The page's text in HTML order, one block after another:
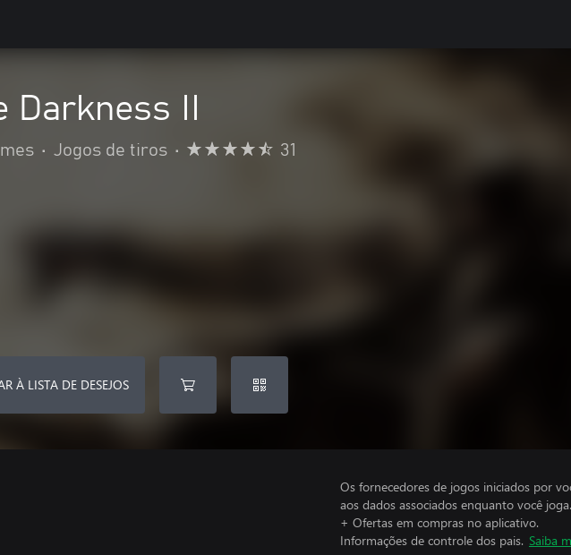
Darkness II
• Jogos de tiros • 31
À LISTA DE DESEJOS
Os fornecedores de jogos iniciados por
aos dados associados enquanto você joga.
+ Ofertas em compras no aplicativo.
Informações de controle dos pais. Saiba